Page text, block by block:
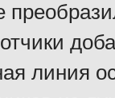
линия